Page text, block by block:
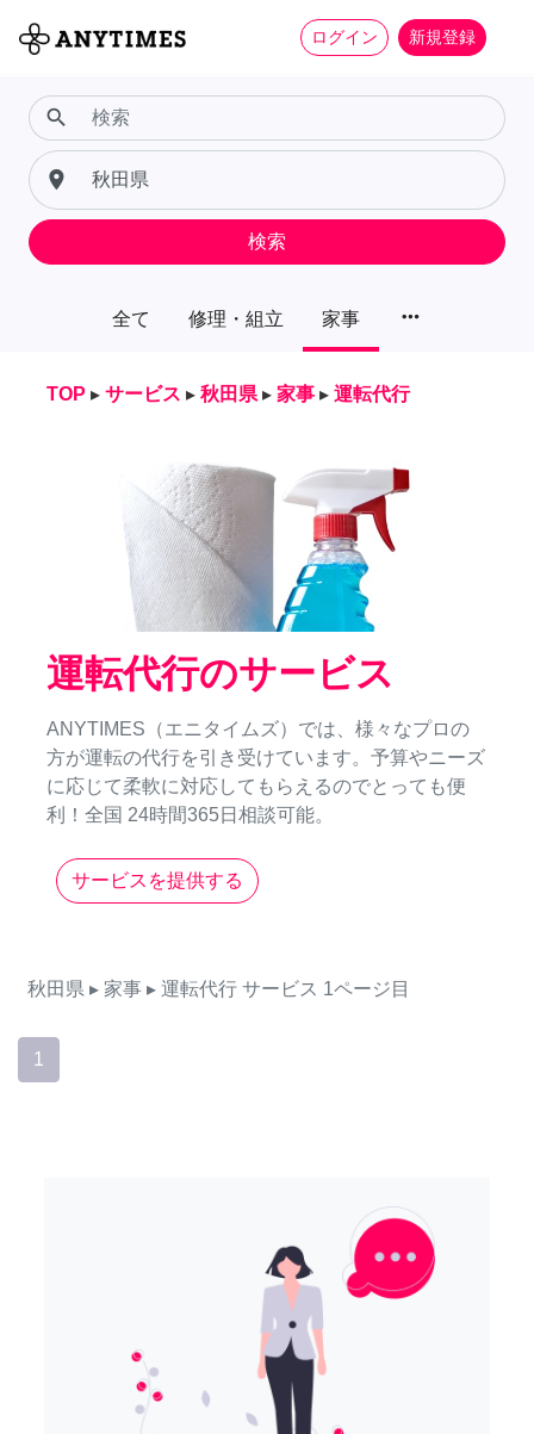
ログイン 新規登録
全て 修理・組立 家事 more_horiz
search
place
検索
TOP ▸ サービス ▸ 秋田県 ▸ 家事 ▸ 運転代行
運転代行のサービス
ANYTIMES（エニタイムズ）では、様々なプロの
方が運転の代行を引き受けています。予算やニーズ
に応じて柔軟に対応してもらえるのでとっても便
利！全国 24時間365日相談可能。
サービスを提供する
秋田県 ▸ 家事 ▸ 運転代行 サービス 1ページ目
1